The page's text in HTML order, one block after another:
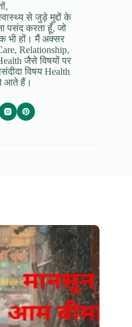
से जुड़े मुद्दों के
पसंद करता हूँ, जो
भी हों। मैं अक्सर
Relationship,
जैसे विषयों पर
विषय Health
आते हैं।